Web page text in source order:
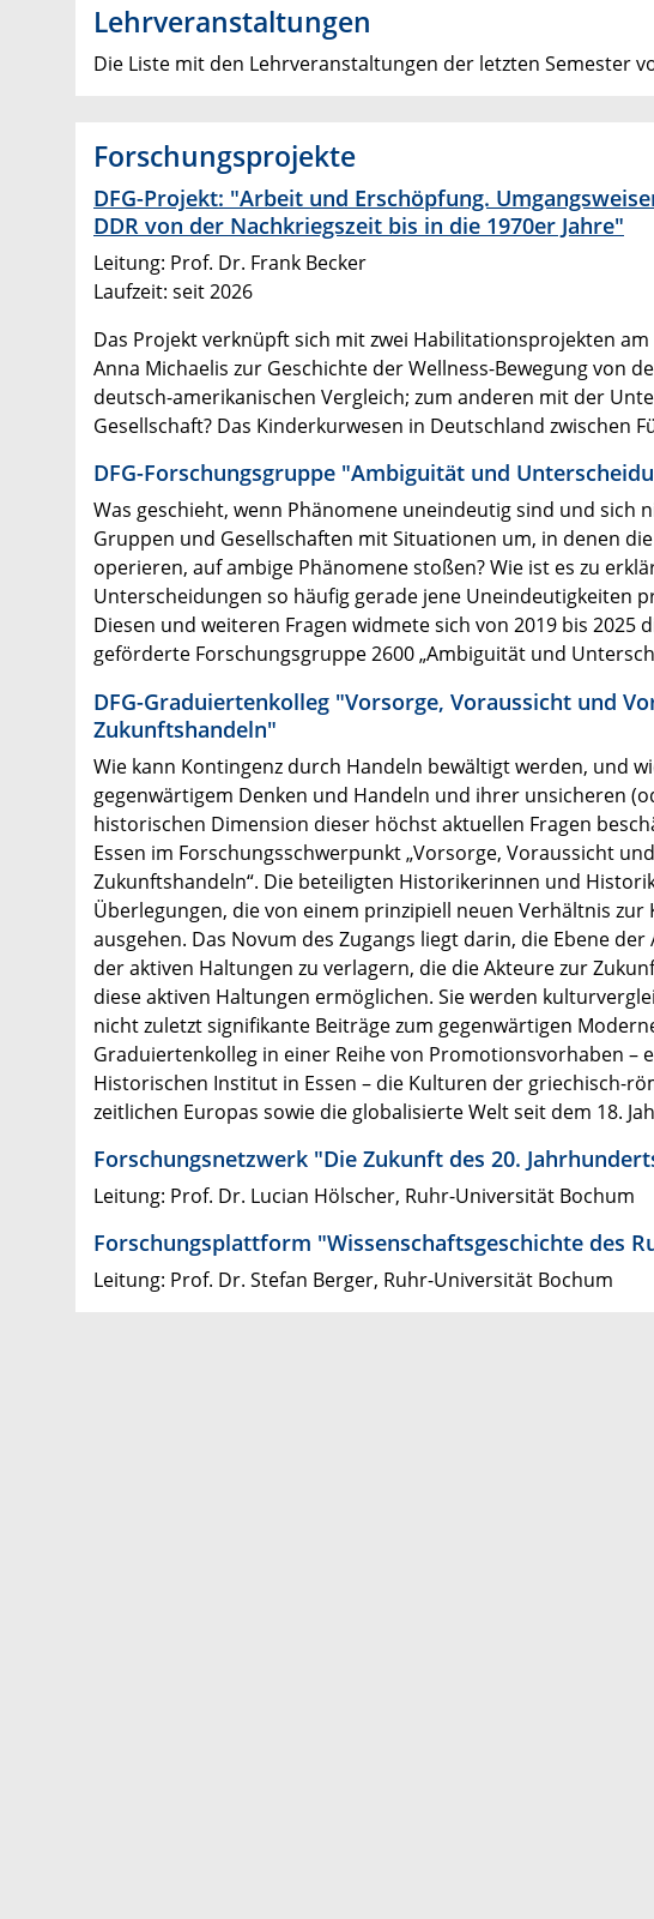
Lehrveranstaltungen
Die Liste mit den Lehrveranstaltungen der letzten Semester
Forschungsprojekte
DFG-Projekt: "Arbeit und Erschöpfung.
DDR von der Nachkriegszeit bis in die 1970er Jahre"
Leitung: Prof. Dr. Frank Becker
Laufzeit: seit 2026
Das Projekt verknüpft sich mit zwei Habilitationsprojekten
Anna Michaelis zur Geschichte der Wellness-Bewegung von
deutsch-amerikanischen Vergleich; zum anderen mit der
Gesellschaft? Das Kinderkurwesen in Deutschland zwischen
DFG-Forschungsgruppe "Ambiguität und
Was geschieht, wenn Phänomene uneindeutig sind und sich
Gruppen und Gesellschaften mit Situationen um, in denen
operieren, auf ambige Phänomene stoßen? Wie ist es zu
Unterscheidungen so häufig gerade jene Uneindeutigkeiten
Diesen und weiteren Fragen widmete sich von 2019 bis
geförderte Forschungsgruppe 2600 „Ambiguität und
DFG-Graduiertenkolleg "Vorsorge, Voraussicht und
Zukunftshandeln"
Wie kann Kontingenz durch Handeln bewältigt werden, und
gegenwärtigem Denken und Handeln und ihrer unsicheren
historischen Dimension dieser höchst aktuellen Fragen
Essen im Forschungsschwerpunkt „Vorsorge, Voraussicht
Zukunftshandeln“. Die beteiligten Historikerinnen und
Überlegungen, die von einem prinzipiell neuen Verhältnis
ausgehen. Das Novum des Zugangs liegt darin, die Ebene
der aktiven Haltungen zu verlagern, die die Akteure zur
diese aktiven Haltungen ermöglichen. Sie werden
nicht zuletzt signifikante Beiträge zum gegenwärtigen
Graduiertenkolleg in einer Reihe von Promotionsvorhaben –
Historischen Institut in Essen – die Kulturen der griechisch-
zeitlichen Europas sowie die globalisierte Welt seit dem 18.
Forschungsnetzwerk "Die Zukunft des 20.
Leitung: Prof. Dr. Lucian Hölscher, Ruhr-Universität Bochum
Forschungsplattform "Wissenschaftsgeschichte des
Leitung: Prof. Dr. Stefan Berger, Ruhr-Universität Bochum